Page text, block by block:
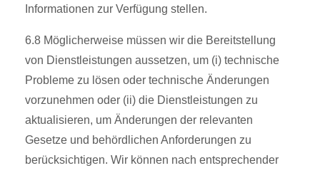
Informationen zur Verfügung stellen.
6.8 Möglicherweise müssen wir die Bereitstellung
von Dienstleistungen aussetzen, um (i) technische
Probleme zu lösen oder technische Änderungen
vorzunehmen oder (ii) die Dienstleistungen zu
aktualisieren, um Änderungen der relevanten
Gesetze und behördlichen Anforderungen zu
berücksichtigen. Wir können nach entsprechender